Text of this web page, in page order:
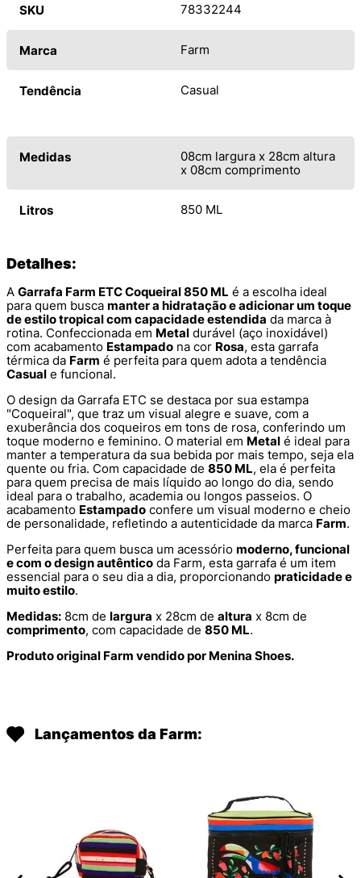
SKU 78332244
Marca Farm
Tendência Casual
Medidas
08cm largura x 28cm altura
x 08cm comprimento
Litros 850 ML
Detalhes:
A Garrafa Farm ETC Coqueiral 850 ML é a escolha ideal
para quem busca manter a hidratação e adicionar um toque
de estilo tropical com capacidade estendida da marca à
rotina. Confeccionada em Metal durável (aço inoxidável)
com acabamento Estampado na cor Rosa, esta garrafa
térmica da Farm é perfeita para quem adota a tendência
Casual e funcional.
O design da Garrafa ETC se destaca por sua estampa
"Coqueiral", que traz um visual alegre e suave, com a
exuberância dos coqueiros em tons de rosa, conferindo um
toque moderno e feminino. O material em Metal é ideal para
manter a temperatura da sua bebida por mais tempo, seja ela
quente ou fria. Com capacidade de 850 ML, ela é perfeita
para quem precisa de mais líquido ao longo do dia, sendo
ideal para o trabalho, academia ou longos passeios. O
acabamento Estampado confere um visual moderno e cheio
de personalidade, refletindo a autenticidade da marca Farm.
Perfeita para quem busca um acessório moderno, funcional
e com o design autêntico da Farm, esta garrafa é um item
essencial para o seu dia a dia, proporcionando praticidade e
muito estilo.
Medidas: 8cm de largura x 28cm de altura x 8cm de
comprimento, com capacidade de 850 ML.
Produto original Farm vendido por Menina Shoes.
Lançamentos da Farm: